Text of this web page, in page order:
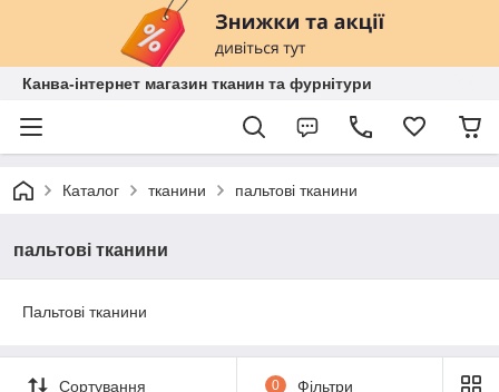
Канва-інтернет магазин тканин та фурнітури
Каталог тканини пальтові тканини
пальтові тканини
Пальтові тканини
Сортування 0 Фільтри